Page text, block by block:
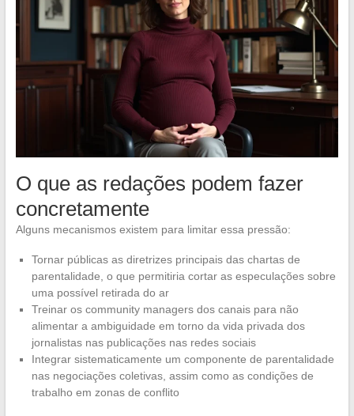
O que as redações podem fazer
concretamente
Alguns mecanismos existem para limitar essa pressão:
Tornar públicas as diretrizes principais das chartas de
parentalidade, o que permitiria cortar as especulações sobre
uma possível retirada do ar
Treinar os community managers dos canais para não
alimentar a ambiguidade em torno da vida privada dos
jornalistas nas publicações nas redes sociais
Integrar sistematicamente um componente de parentalidade
nas negociações coletivas, assim como as condições de
trabalho em zonas de conflito